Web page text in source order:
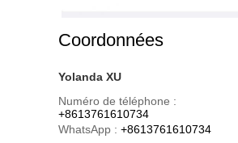
Coordonnées
Yolanda XU
Numéro de téléphone :
+8613761610734
WhatsApp : +8613761610734